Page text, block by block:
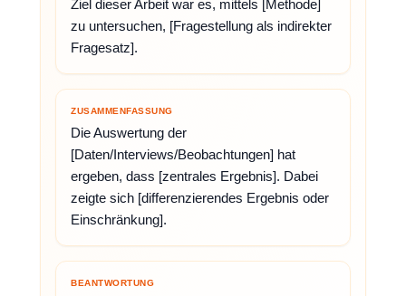
Ziel dieser Arbeit war es, mittels [Methode]
zu untersuchen, [Fragestellung als indirekter
Fragesatz].
ZUSAMMENFASSUNG
Die Auswertung der
[Daten/Interviews/Beobachtungen] hat
ergeben, dass [zentrales Ergebnis]. Dabei
zeigte sich [differenzierendes Ergebnis oder
Einschränkung].
BEANTWORTUNG